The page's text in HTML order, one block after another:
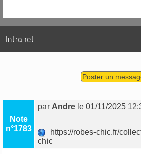
Intranet
Poster un
Note
n°1783
par Andre le 01/11/2025
https://robes-chic.fr/
chic